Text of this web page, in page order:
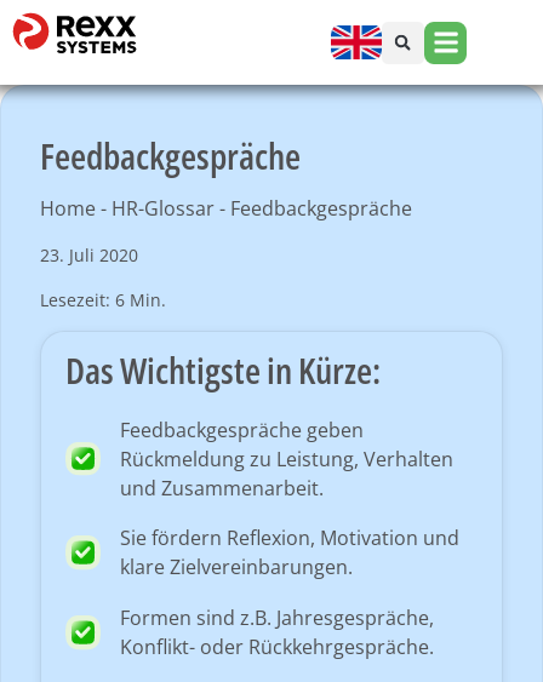
Feedbackgespräche
Home- HR-Glossar- Feedbackgespräche
23. Juli 2020
Lesezeit: 6 Min.
Das Wichtigste in Kürze:
Feedbackgespräche geben
Rückmeldung zu Leistung, Verhalten
und Zusammenarbeit.
Sie fördern Reflexion, Motivation und
klare Zielvereinbarungen.
Formen sind z.B. Jahresgespräche,
Konflikt- oder Rückkehrgespräche.